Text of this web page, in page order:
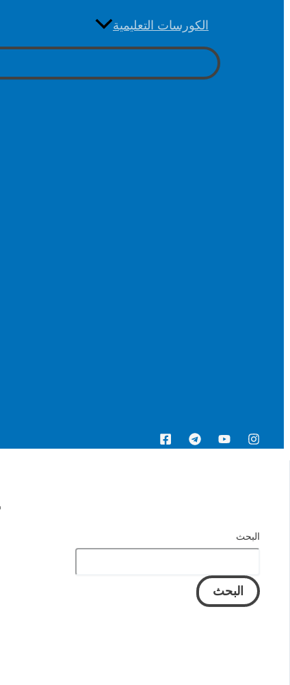
الكورسات التعليمية
البحث
البحث